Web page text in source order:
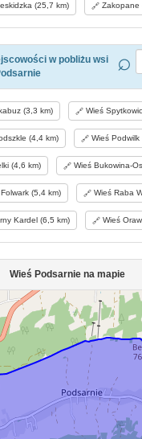
(25,7 km) Zakopane
w pobliżu wsi
(3,3 km) Wieś
(4,4 km) Wieś Podwilk
(4,6 km) Wieś Bukowina-
(5,4 km) Wieś Raba
Kardel (6,5 km) Wieś
Wieś Podsarnie na mapie